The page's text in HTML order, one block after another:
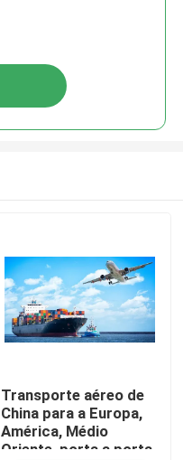
Transporte aéreo de
China para a Europa,
América, Médio
Oriente, porta a porta